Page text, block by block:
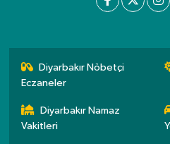
Diyarbakır Nöbetçi
Eczaneler
Diyarbakır Namaz
Vakitleri